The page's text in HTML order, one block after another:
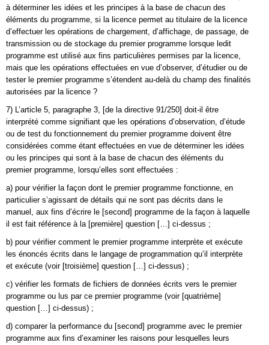
à déterminer les idées et les principes à la base de chacun des
éléments du programme, si la licence permet au titulaire de la licence
d’effectuer les opérations de chargement, d’affichage, de passage, de
transmission ou de stockage du premier programme lorsque ledit
programme est utilisé aux fins particulières permises par la licence,
mais que les opérations effectuées en vue d’observer, d’étudier ou de
tester le premier programme s’étendent au-delà du champ des finalités
autorisées par la licence ?
7) L’article 5, paragraphe 3, [de la directive 91/250] doit-il être
interprété comme signifiant que les opérations d’observation, d’étude
ou de test du fonctionnement du premier programme doivent être
considérées comme étant effectuées en vue de déterminer les idées
ou les principes qui sont à la base de chacun des éléments du
premier programme, lorsqu’elles sont effectuées :
a) pour vérifier la façon dont le premier programme fonctionne, en
particulier s’agissant de détails qui ne sont pas décrits dans le
manuel, aux fins d’écrire le [second] programme de la façon à laquelle
il est fait référence à la [première] question […] ci-dessus ;
b) pour vérifier comment le premier programme interprète et exécute
les énoncés écrits dans le langage de programmation qu’il interprète
et exécute (voir [troisième] question […] ci-dessus) ;
c) vérifier les formats de fichiers de données écrits vers le premier
programme ou lus par ce premier programme (voir [quatrième]
question […] ci-dessus) ;
d) comparer la performance du [second] programme avec le premier
programme aux fins d’examiner les raisons pour lesquelles leurs